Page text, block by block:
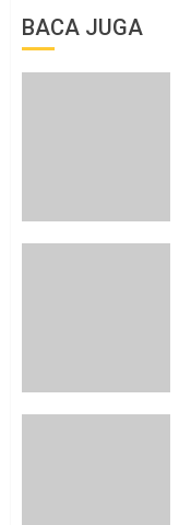
BACA JUGA